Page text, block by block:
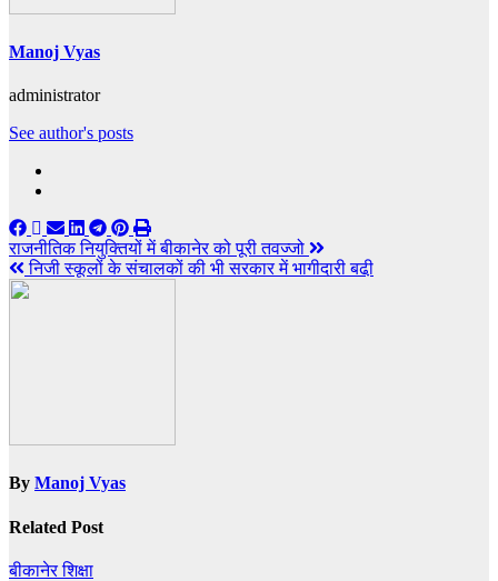
Manoj Vyas
administrator
See author's posts
Post
navigation
राजनीतिक नियुक्तियों में बीकानेर को पूरी तवज्जो
निजी स्कूलों के संचालकों की भी सरकार में भागीदारी बढी़
By Manoj Vyas
Related Post
बीकानेरशिक्षा